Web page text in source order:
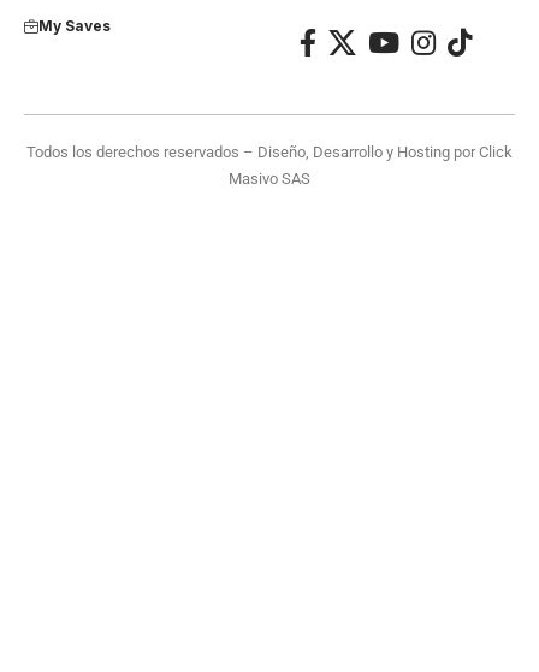
My Saves
Todos los derechos reservados – Diseño, Desarrollo y Hosting porClick
Masivo SAS